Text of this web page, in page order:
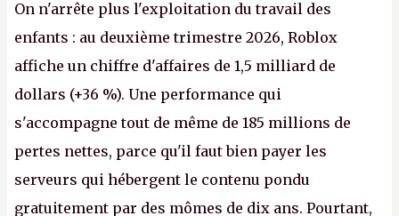
On n'arrête plus l'exploitation du travail des
enfants : au deuxième trimestre 2026, Roblox
affiche un chiffre d'affaires de 1,5 milliard de
dollars (+36 %). Une performance qui
s'accompagne tout de même de 185 millions de
pertes nettes, parce qu'il faut bien payer les
serveurs qui hébergent le contenu pondu
gratuitement par des mômes de dix ans. Pourtant,